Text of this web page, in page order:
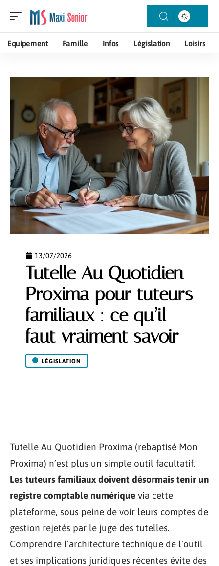
Equipement Famille Infos Législation Loisirs
13/07/2026
Tutelle Au Quotidien
Proxima pour tuteurs
familiaux : ce qu’il
faut vraiment savoir
LÉGISLATION
Tutelle Au Quotidien Proxima (rebaptisé Mon
Proxima) n’est plus un simple outil facultatif.
Les tuteurs familiaux doivent désormais tenir un
registre comptable numérique via cette
plateforme, sous peine de voir leurs comptes de
gestion rejetés par le juge des tutelles.
Comprendre l’architecture technique de l’outil
et ses implications juridiques récentes évite des